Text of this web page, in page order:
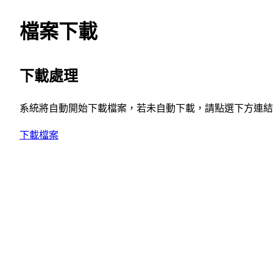
檔案下載
下載處理
系統將自動開始下載檔案，若未自動下載，請點選下方連
下載檔案